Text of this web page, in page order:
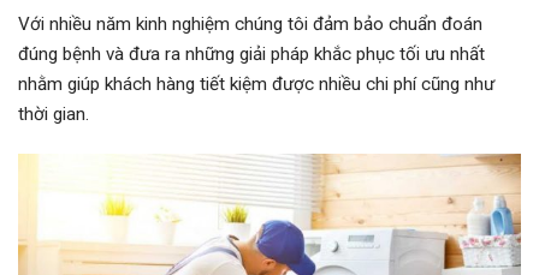
Với nhiều năm kinh nghiệm chúng tôi đảm bảo chuẩn đoán
đúng bệnh và đưa ra những giải pháp khắc phục tối ưu nhất
nhằm giúp khách hàng tiết kiệm được nhiều chi phí cũng như
thời gian.